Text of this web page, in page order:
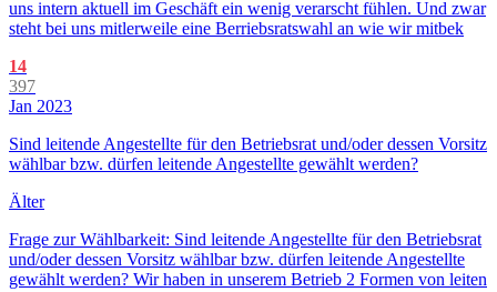
uns intern aktuell im Geschäft ein wenig verarscht fühlen. Und zwar
steht bei uns mitlerweile eine Berriebsratswahl an wie wir mitbek
14
397
Jan 2023
Sind leitende Angestellte für den Betriebsrat und/oder dessen Vorsitz
wählbar bzw. dürfen leitende Angestellte gewählt werden?
Älter
Frage zur Wählbarkeit: Sind leitende Angestellte für den Betriebsrat
und/oder dessen Vorsitz wählbar bzw. dürfen leitende Angestellte
gewählt werden? Wir haben in unserem Betrieb 2 Formen von leiten